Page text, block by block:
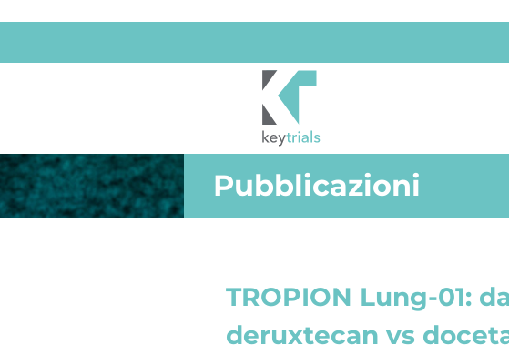
Pubblicazioni
TROPION Lung-01:
deruxtecan vs